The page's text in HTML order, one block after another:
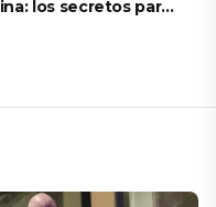
los secretos para